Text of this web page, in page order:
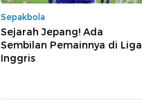
Sepakbola
Sejarah Jepang! Ada
Sembilan Pemainnya di Liga
Inggris